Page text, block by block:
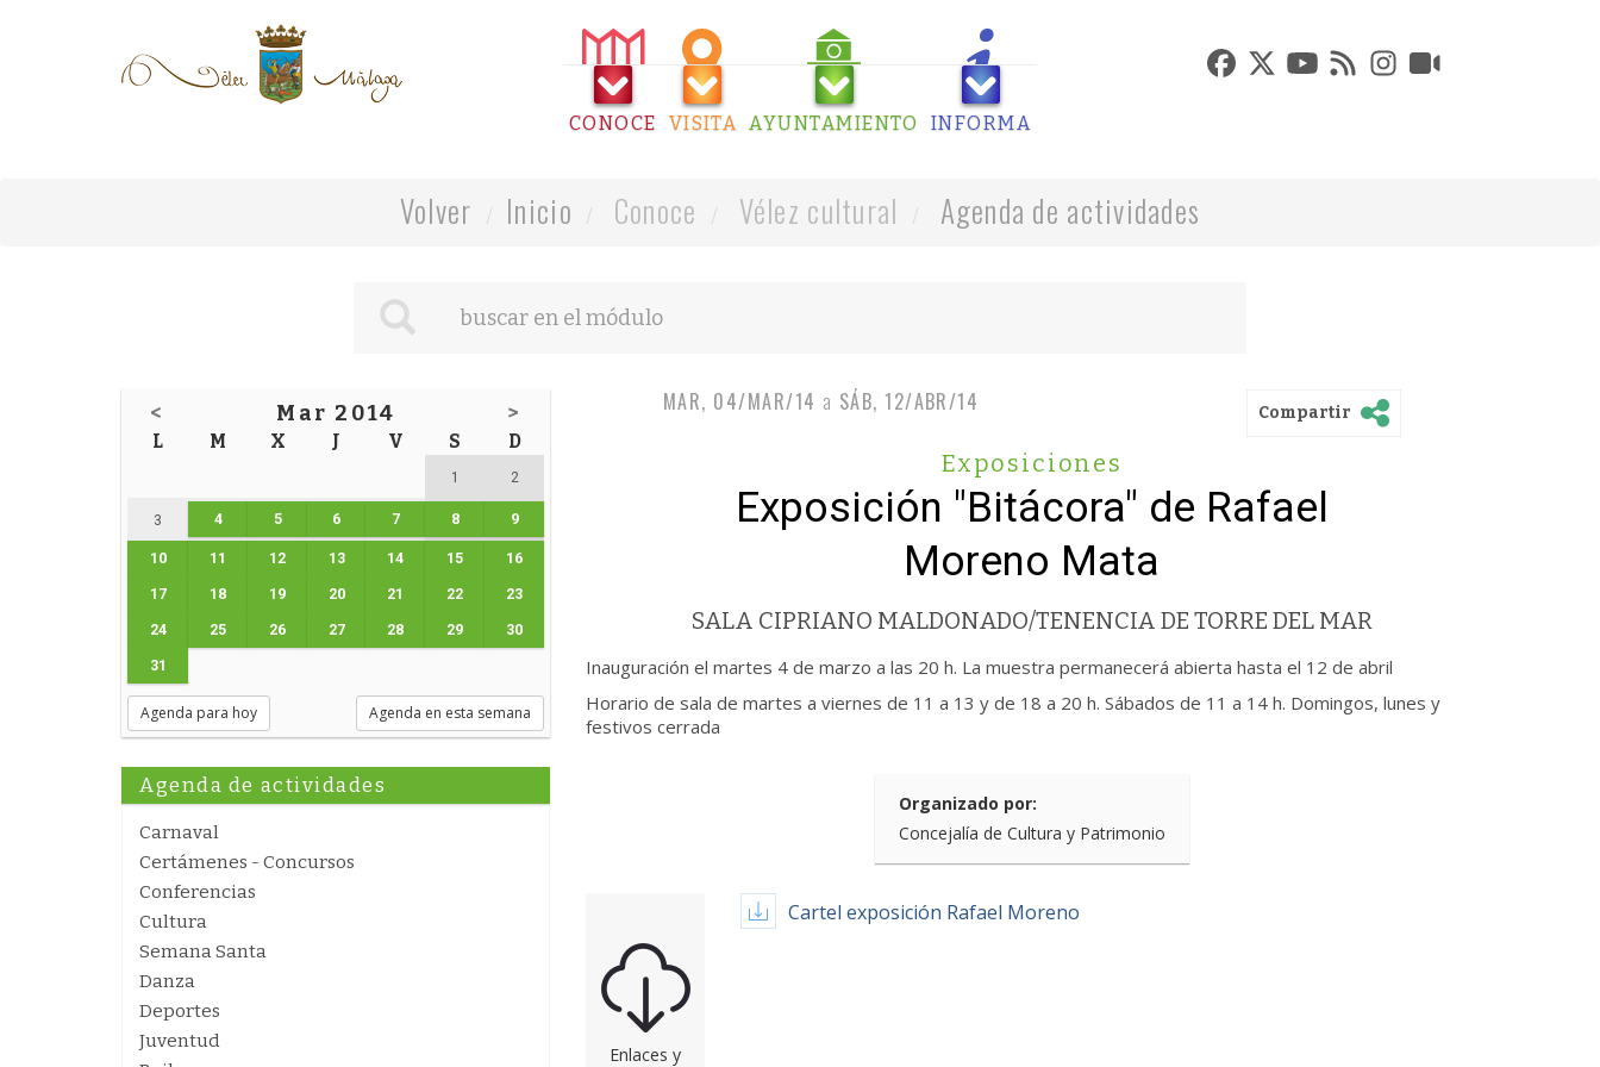
CONOCE VISITA AYUNTAMIENTO INFORMA
Volver Inicio Conoce Vélez cultural Agenda de actividades
< Mar 2014 >
L M X J V S D
1 2
3 4 5 6 7 8 9
10 11 12 13 14 15 16
17 18 19 20 21 22 23
24 25 26 27 28 29 30
31
Agenda para hoy Agenda en esta semana
Agenda de actividades
Carnaval
Certámenes - Concursos
Conferencias
Cultura
Semana Santa
Danza
Deportes
Juventud
MAR, 04/MAR/14 a SÁB, 12/ABR/14 Compartir
Exposiciones
Exposición "Bitácora" de Rafael
Moreno Mata
SALA CIPRIANO MALDONADO/TENENCIA DE TORRE DEL MAR
Inauguración el martes 4 de marzo a las 20 h. La muestra permanecerá abierta hasta el 12 de abril
Horario de sala de martes a viernes de 11 a 13 y de 18 a 20 h. Sábados de 11 a 14 h. Domingos, lunes y
festivos cerrada
Organizado por:
Concejalía de Cultura y Patrimonio
Enlaces y
Cartel exposición Rafael Moreno